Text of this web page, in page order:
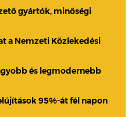
gyártók, minőségi
a Nemzeti Közlekedési
és legmodernebb
95%-át fél napon